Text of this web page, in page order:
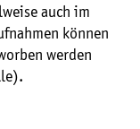
auch im
können
werden